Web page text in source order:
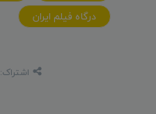
درگاه فيلم ايران
اشتراک: